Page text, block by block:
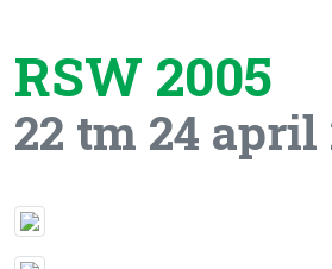
RSW 2005
22 tm 24 april